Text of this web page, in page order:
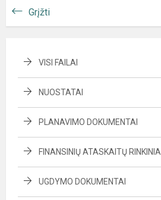
Grįžti
VISI FAILAI
NUOSTATAI
PLANAVIMO DOKUMENTAI
FINANSINIŲ ATASKAITŲ RINKINIAI
UGDYMO DOKUMENTAI